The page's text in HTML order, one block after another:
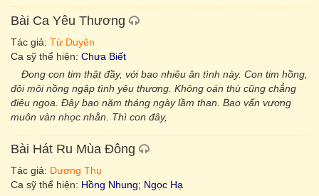
Bài Ca Yêu Thương
Tác giả: Từ Duyên
Ca sỹ thể hiện: Chưa Biết
Đong con tim thật đầy, với bao nhiêu ân tình này. Con tim hồng,
đôi môi nồng ngập tình yêu thương. Không oán thù cũng chẳng
điêu ngoa. Đây bao năm tháng ngày lầm than. Bao vấn vương
muôn vàn nhọc nhằn. Thì con đây,
Bài Hát Ru Mùa Đông
Tác giả: Dương Thụ
Ca sỹ thể hiện: Hồng Nhung; Ngọc Hạ